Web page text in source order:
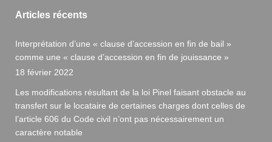
Articles récents
Interprétation d’une « clause d’accession en fin de bail »
comme une « clause d’accession en fin de jouissance »
18 février 2022
Les modifications résultant de la loi Pinel faisant obstacle au
transfert sur le locataire de certaines charges dont celles de
l’article 606 du Code civil n’ont pas nécessairement un
caractère notable